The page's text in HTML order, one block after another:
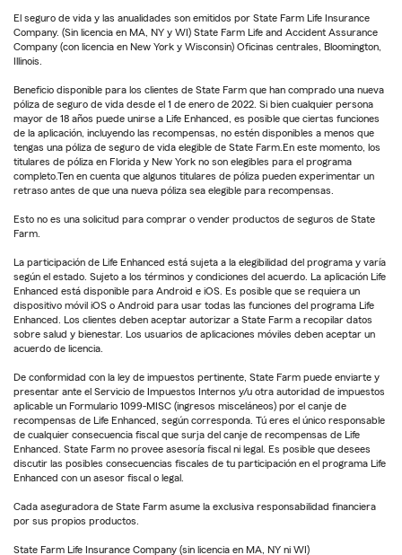
El seguro de vida y las anualidades son emitidos por State Farm Life Insurance
Company. (Sin licencia en MA, NY y WI) State Farm Life and Accident Assurance
Company (con licencia en New York y Wisconsin) Oficinas centrales, Bloomington,
Illinois.
Beneficio disponible para los clientes de State Farm que han comprado una nueva
póliza de seguro de vida desde el 1 de enero de 2022. Si bien cualquier persona
mayor de 18 años puede unirse a Life Enhanced, es posible que ciertas funciones
de la aplicación, incluyendo las recompensas, no estén disponibles a menos que
tengas una póliza de seguro de vida elegible de State Farm.En este momento, los
titulares de póliza en Florida y New York no son elegibles para el programa
completo.Ten en cuenta que algunos titulares de póliza pueden experimentar un
retraso antes de que una nueva póliza sea elegible para recompensas.
Esto no es una solicitud para comprar o vender productos de seguros de State
Farm.
La participación de Life Enhanced está sujeta a la elegibilidad del programa y varía
según el estado. Sujeto a los términos y condiciones del acuerdo. La aplicación Life
Enhanced está disponible para Android e iOS. Es posible que se requiera un
dispositivo móvil iOS o Android para usar todas las funciones del programa Life
Enhanced. Los clientes deben aceptar autorizar a State Farm a recopilar datos
sobre salud y bienestar. Los usuarios de aplicaciones móviles deben aceptar un
acuerdo de licencia.
De conformidad con la ley de impuestos pertinente, State Farm puede enviarte y
presentar ante el Servicio de Impuestos Internos y/u otra autoridad de impuestos
aplicable un Formulario 1099-MISC (ingresos misceláneos) por el canje de
recompensas de Life Enhanced, según corresponda. Tú eres el único responsable
de cualquier consecuencia fiscal que surja del canje de recompensas de Life
Enhanced. State Farm no provee asesoría fiscal ni legal. Es posible que desees
discutir las posibles consecuencias fiscales de tu participación en el programa Life
Enhanced con un asesor fiscal o legal.
Cada aseguradora de State Farm asume la exclusiva responsabilidad financiera
por sus propios productos.
State Farm Life Insurance Company (sin licencia en MA, NY ni WI)